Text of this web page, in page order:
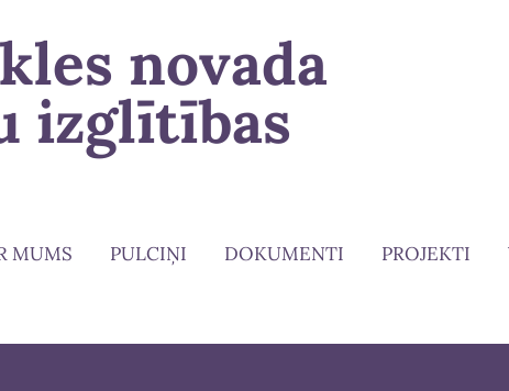
novada
izglītības
MUMS PULCIŅI DOKUMENTI PROJEKTI